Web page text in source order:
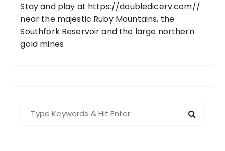
Stay and play at https://doubledicerv.com//
near the majestic Ruby Mountains, the
Southfork Reservoir and the large northern
gold mines